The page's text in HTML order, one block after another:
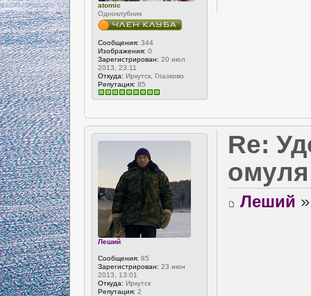
atomic
Одноклубник
Сообщения: 344
Изображения: 0
Зарегистрирован: 20 июл
2013, 23:11
Откуда: Иркутск, Глазково
Репутация: 85
Леший
Сообщения: 85
Зарегистрирован: 23 июн
2013, 13:01
Откуда: Иркутск
Репутация: 2
Re:
омуля
Леший